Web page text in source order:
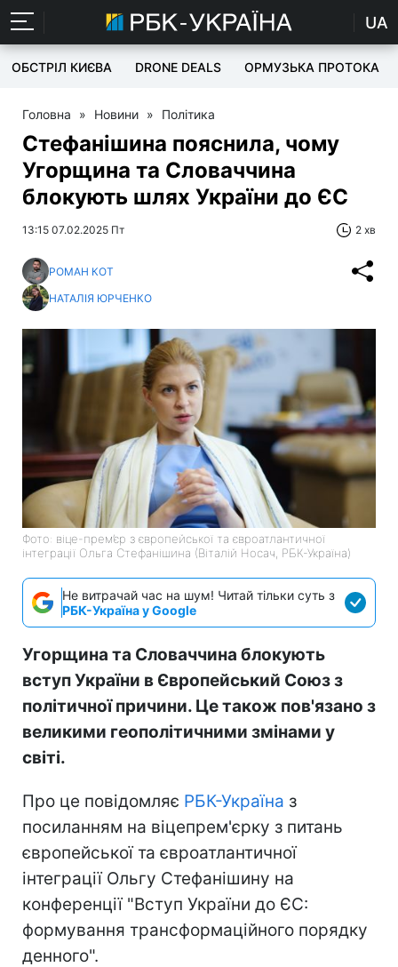
UA
ОБСТРІЛ КИЄВА DRONE DEALS ОРМУЗЬКА ПРОТОКА
Головна » Новини » Політика
Стефанішина пояснила, чому
Угорщина та Словаччина
блокують шлях України до ЄС
13:15 07.02.2025 Пт 2 хв
РОМАН КОТ
НАТАЛІЯ ЮРЧЕНКО
Фото: віце-прем’єр з європейської та євроатлантичної
інтеграції Ольга Стефанішина (Віталій Носач, РБК-Україна)
Не витрачай час на шум! Читай тільки суть з
РБК-Україна у Google
Угорщина та Словаччина блокують
вступ України в Європейський Союз з
політичної причини. Це також пов'язано з
великими геополітичними змінами у
світі.
Про це повідомляє РБК-Україна з
посиланням на віцепрем'єрку з питань
європейської та євроатлантичної
інтеграції Ольгу Стефанішину на
конференції "Вступ України до ЄС:
формування трансформаційного порядку
денного".